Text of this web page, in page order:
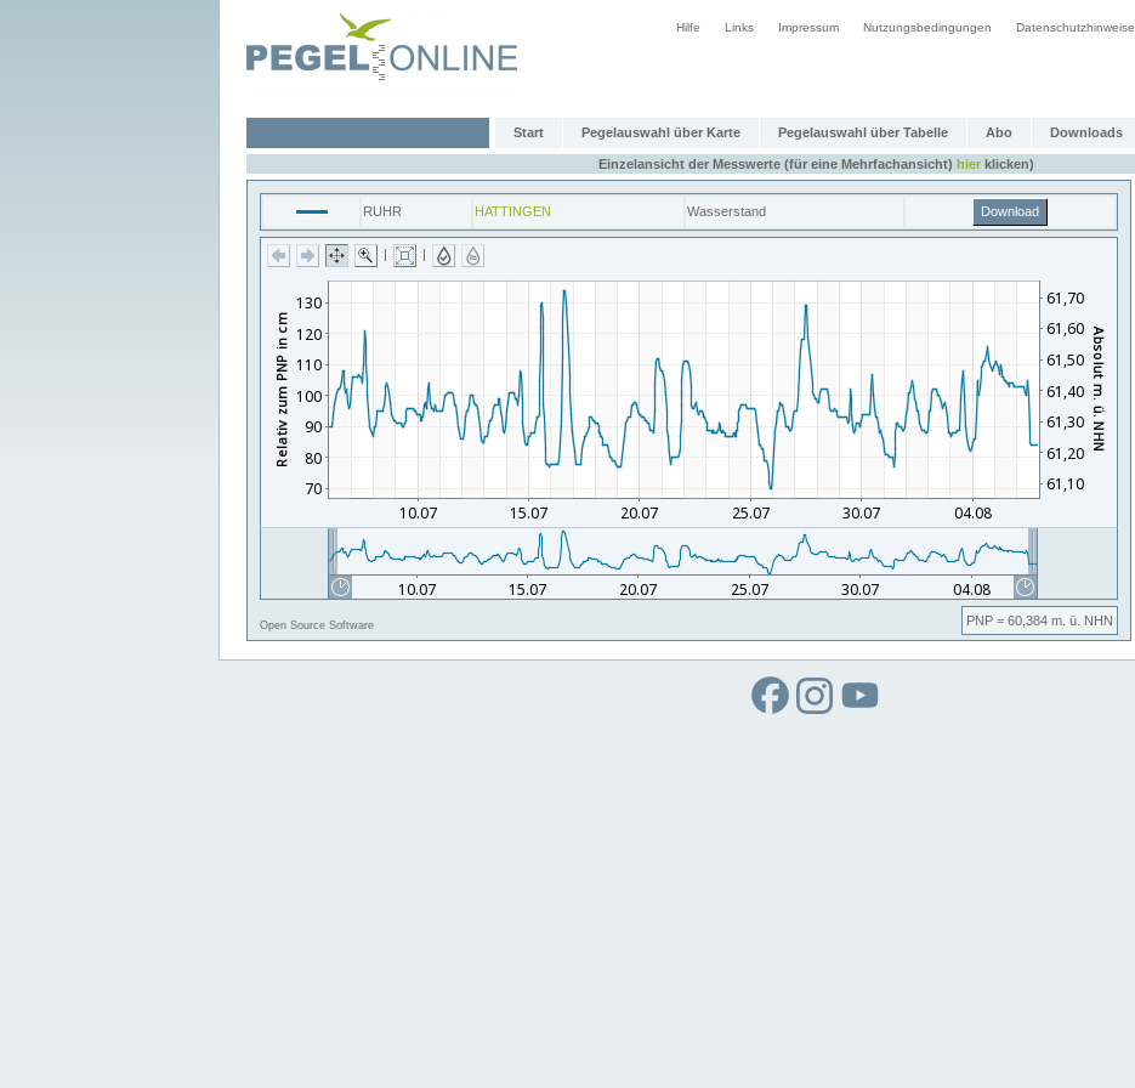
Hilfe Links Impressum Nutzungsbedingungen Datenschutzhinweise
Start Pegelauswahl über Karte Pegelauswahl über Tabelle Abo Downloads
Einzelansicht der Messwerte (für eine Mehrfachansicht) hierklicken)
RUHR HATTINGEN Wasserstand Download
| |
Open Source Software PNP = 60,384 m. ü. NHN